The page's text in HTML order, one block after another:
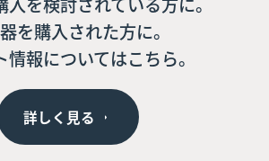
を購入された方に。
情報についてはこちら。
詳しく見る